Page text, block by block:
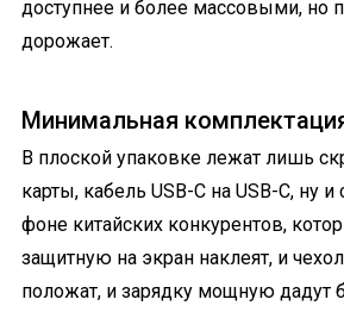
доступнее и более массовыми, но
дорожает.
Минимальная
В плоской упаковке лежат лишь
карты, кабель USB-C на USB-C, ну
фоне китайских конкурентов,
защитную на экран наклеят, и
положат, и зарядку мощную дадут